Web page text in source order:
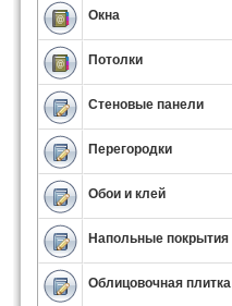
Окна
Потолки
Стеновые панели
Перегородки
Обои и клей
Напольные покрытия
Облицовочная плитка